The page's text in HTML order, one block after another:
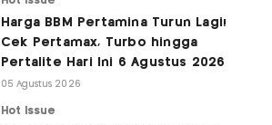
Harga BBM Pertamina Turun Lagi!
Cek Pertamax, Turbo hingga
Pertalite Hari Ini 6 Agustus 2026
05 Agustus 2026
Hot Issue